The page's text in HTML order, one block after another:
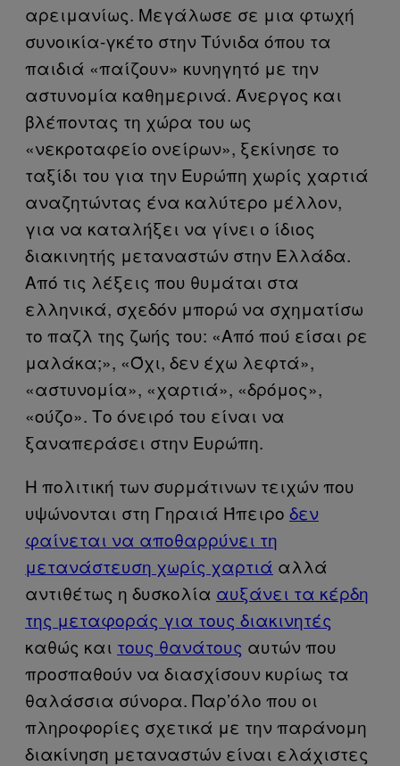
αρειμανίως. Μεγάλωσε σε μια φτωχή
συνοικία-γκέτο στην Τύνιδα όπου τα
παιδιά «παίζουν» κυνηγητό με την
αστυνομία καθημερινά. Άνεργος και
βλέποντας τη χώρα του ως
«νεκροταφείο ονείρων», ξεκίνησε το
ταξίδι του για την Ευρώπη χωρίς χαρτιά
αναζητώντας ένα καλύτερο μέλλον,
για να καταλήξει να γίνει ο ίδιος
διακινητής μεταναστών στην Ελλάδα.
Από τις λέξεις που θυμάται στα
ελληνικά, σχεδόν μπορώ να σχηματίσω
το παζλ της ζωής του: «Από πού είσαι ρε
μαλάκα;», «Όχι, δεν έχω λεφτά»,
«αστυνομία», «χαρτιά», «δρόμος»,
«ούζο». Το όνειρό του είναι να
ξαναπεράσει στην Ευρώπη.
Η πολιτική των συρμάτινων τειχών που
υψώνονται στη Γηραιά Ήπειρο δεν
φαίνεται να αποθαρρύνει τη
μετανάστευση χωρίς χαρτιά αλλά
αντιθέτως η δυσκολία αυξάνει τα κέρδη
της μεταφοράς για τους διακινητές
καθώς και τους θανάτους αυτών που
προσπαθούν να διασχίσουν κυρίως τα
θαλάσσια σύνορα. Παρ’όλο που οι
πληροφορίες σχετικά με την παράνομη
διακίνηση μεταναστών είναι ελάχιστες